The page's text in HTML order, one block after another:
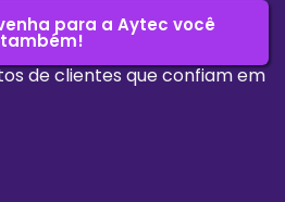
para a Aytec você
também!
de clientes que confiam em